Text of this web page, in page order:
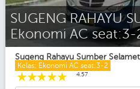
SUGENG RAHAYU
Ekonomi AC seat:3-
Sugeng Rahayu Sumber Selamet
Kelas: Ekonomi AC seat:3-2
☆
☆
☆
☆
☆ 4.57